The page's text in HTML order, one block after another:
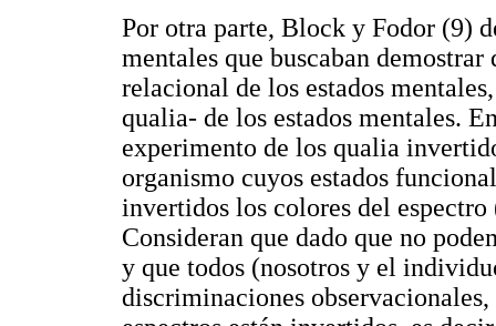
Por otra parte, Block y Fodor (9)
mentales que buscaban
relacional de los estados
qualia- de los estados mentales.
experimento de los qualia
organismo cuyos estados
invertidos los colores del
Consideran que dado que no
y que todos (nosotros y el
discriminaciones